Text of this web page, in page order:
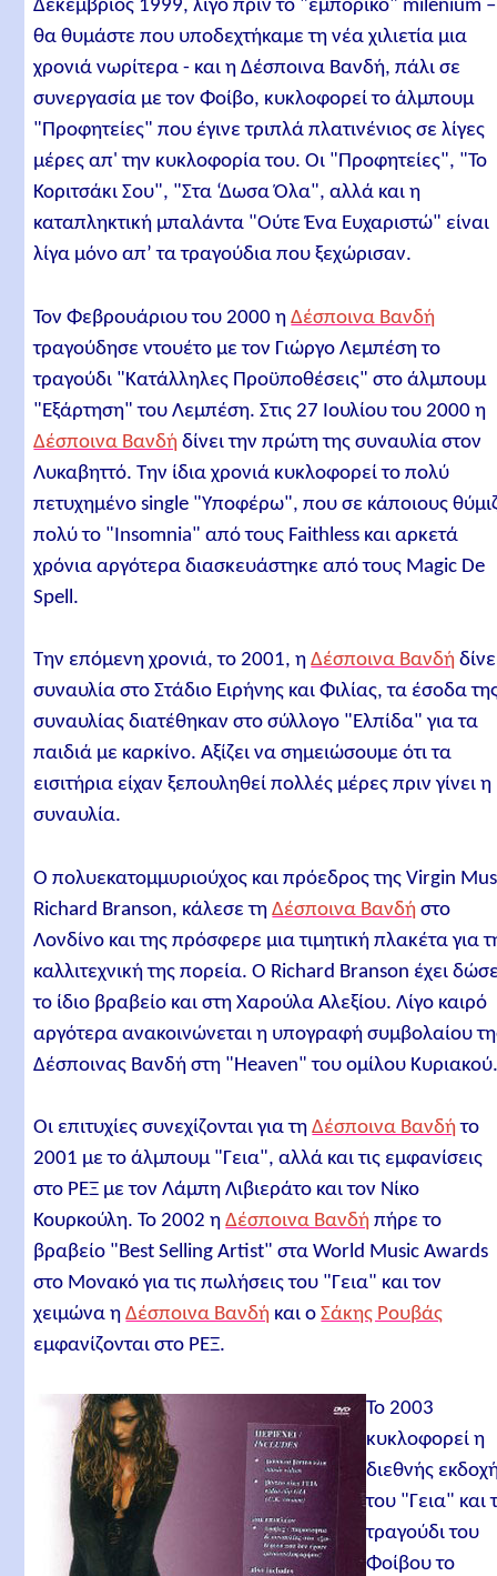
Δεκέμβριος 1999, λίγο πριν το "εμπορικό" milenium –
θα θυμάστε που υποδεχτήκαμε τη νέα χιλιετία μια
χρονιά νωρίτερα - και η Δέσποινα Βανδή, πάλι σε
συνεργασία με τον Φοίβο, κυκλοφορεί το άλμπουμ
"Προφητείες" που έγινε τριπλά πλατινένιος σε λίγες
μέρες απ' την κυκλοφορία του. Οι "Προφητείες", "Το
Κοριτσάκι Σου", "Στα ‘Δωσα Όλα", αλλά και η
καταπληκτική μπαλάντα "Ούτε Ένα Ευχαριστώ" είναι
λίγα μόνο απ’ τα τραγούδια που ξεχώρισαν.
Τον Φεβρουάριου του 2000 ηΔέσποινα Βανδή
τραγούδησε ντουέτο με τον Γιώργο Λεμπέση το
τραγούδι "Κατάλληλες Προϋποθέσεις" στο άλμπουμ
"Εξάρτηση" του Λεμπέση. Στις 27 Ιουλίου του 2000 η
Δέσποινα Βανδή δίνει την πρώτη της συναυλία στον
Λυκαβηττό. Την ίδια χρονιά κυκλοφορεί το πολύ
πετυχημένο single "Υποφέρω", που σε κάποιους
πολύ το "Insomnia" από τους Faithless και αρκετά
χρόνια αργότερα διασκευάστηκε από τους Magic De
Spell.
Την επόμενη χρονιά, το 2001, ηΔέσποινα Βανδή
συναυλία στο Στάδιο Ειρήνης και Φιλίας, τα έσοδα
συναυλίας διατέθηκαν στο σύλλογο "Ελπίδα" για τα
παιδιά με καρκίνο. Αξίζει να σημειώσουμε ότι τα
εισιτήρια είχαν ξεπουληθεί πολλές μέρες πριν γίνει η
συναυλία.
Ο πολυεκατομμυριούχος και πρόεδρος της Virgin
Richard Branson, κάλεσε τηΔέσποινα Βανδή στο
Λονδίνο και της πρόσφερε μια τιμητική πλακέτα για
καλλιτεχνική της πορεία. Ο Richard Branson έχει
το ίδιο βραβείο και στη Χαρούλα Αλεξίου. Λίγο καιρό
αργότερα ανακοινώνεται η υπογραφή συμβολαίου
Δέσποινας Βανδή στη "Heaven" του ομίλου
Οι επιτυχίες συνεχίζονται για τηΔέσποινα Βανδή το
2001 με το άλμπουμ "Γεια", αλλά και τις εμφανίσεις
στο ΡΕΞ με τον Λάμπη Λιβιεράτο και τον Νίκο
Κουρκούλη. Το 2002 ηΔέσποινα Βανδή πήρε το
βραβείο "Best Selling Artist" στα World Music Awards
στο Μονακό για τις πωλήσεις του "Γεια" και τον
χειμώνα ηΔέσποινα Βανδή και οΣάκης Ρουβάς
εμφανίζονται στο ΡΕΞ.
Το 2003
κυκλοφορεί η
διεθνής
του "Γεια" και
τραγούδι του
Φοίβου το